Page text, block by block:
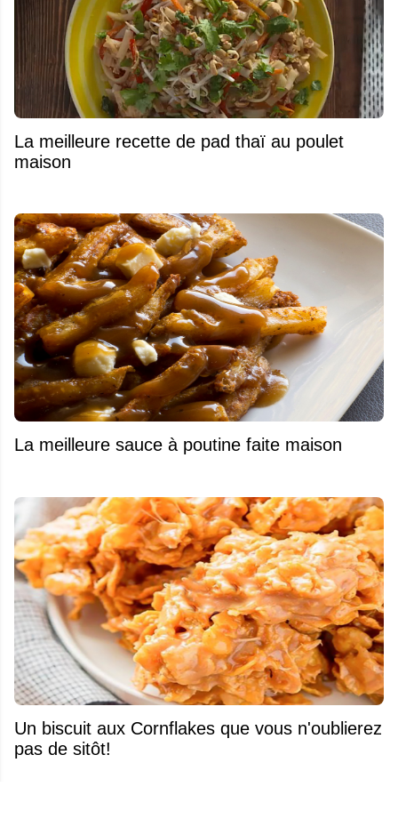
La meilleure recette de pad thaï au poulet
maison
La meilleure sauce à poutine faite maison
Un biscuit aux Cornflakes que vous n'oublierez
pas de sitôt!